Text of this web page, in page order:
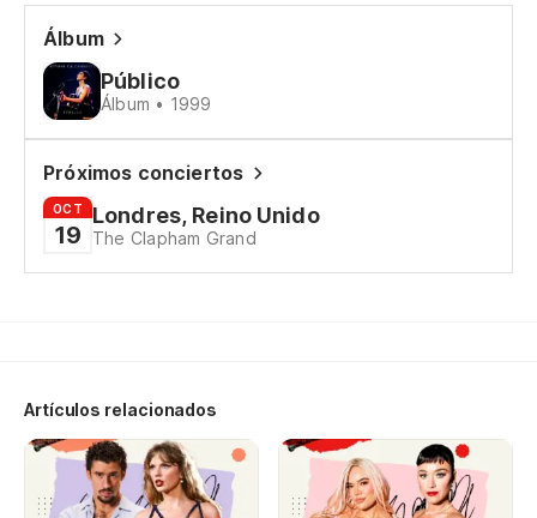
Álbum
Público
Álbum • 1999
Próximos conciertos
OCT
19
Londres, Reino Unido
The Clapham Grand
Artículos relacionados